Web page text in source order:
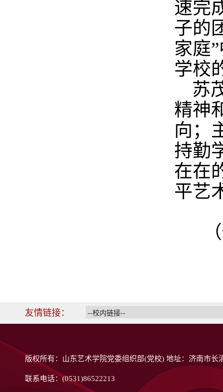
速完
子的
家庭
学校
苏
精神
向；
持勤
在在
平艺
友情链接：
版权所有：山东艺术学院党委组织部(党校) 地址：济南市长
联系电话：(0531)86522213